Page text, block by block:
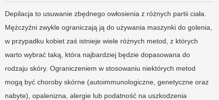
Depilacja to usuwanie zbędnego owłosienia z różnych partii ciała.
Mężczyźni zwykle ograniczają ją do używania maszynki do golenia,
w przypadku kobiet zaś istnieje wiele różnych metod, z których
warto wybrać taką, która najbardziej będzie dopasowana do
rodzaju skóry. Ograniczeniem w stosowaniu niektórych metod
mogą być choroby skórne (autoimmunologiczne, genetyczne oraz
nabyte), opalenizna, alergie lub podatność na uszkodzenia